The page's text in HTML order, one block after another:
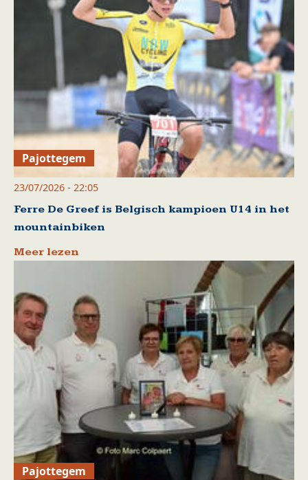
Pajottegem
23/07/2026 - 22:05
Ferre De Greef is Belgisch kampioen U14 in het
mountainbiken
Meer lezen
Pajottegem